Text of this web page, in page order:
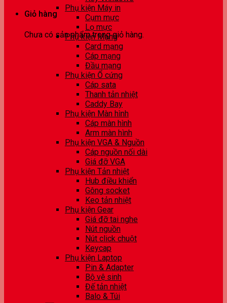
Giỏ hàng
Chưa có sản phẩm trong giỏ hàng.
Phụ kiện Máy in
Cụm mực
Lọ mực
Phụ kiện Mạng
Card mạng
Cáp mạng
Đầu mạng
Phụ kiện Ổ cứng
Cáp sata
Thanh tản nhiệt
Caddy Bay
Phụ kiện Màn hình
Cáp màn hình
Arm màn hình
Phụ kiện VGA & Nguồn
Cáp nguồn nối dài
Giá đỡ VGA
Phụ kiện Tản nhiệt
Hub điều khiển
Gông socket
Keo tản nhiệt
Phụ kiện Gear
Giá đỡ tai nghe
Nút nguồn
Nút click chuột
Keycap
Phụ kiện Laptop
Pin & Adapter
Bộ vệ sinh
Đế tản nhiệt
Balo & Túi